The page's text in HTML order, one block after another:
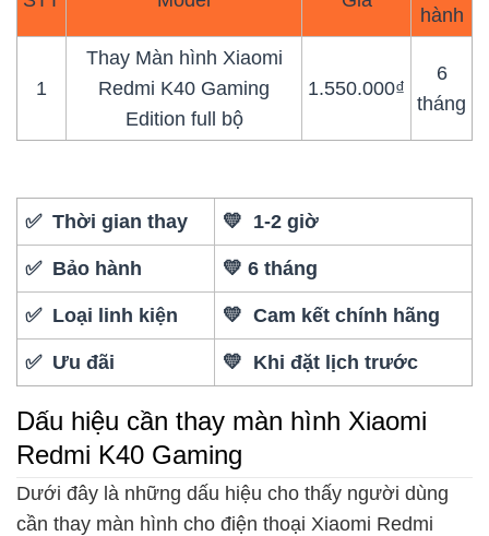
hành
1
Thay Màn hình Xiaomi
Redmi K40 Gaming
Edition full bộ
1.550.000₫
6
tháng
✅ Thời gian thay 💛 1-2 giờ
✅ Bảo hành 💛 6 tháng
✅ Loại linh kiện 💛 Cam kết chính hãng
✅ Ưu đãi 💛 Khi đặt lịch trước
Dấu hiệu cần thay màn hình Xiaomi
Redmi K40 Gaming
Dưới đây là những dấu hiệu cho thấy người dùng
cần thay màn hình cho điện thoại Xiaomi Redmi